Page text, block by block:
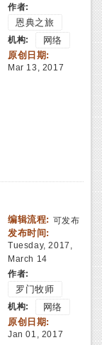
作者:
恩典之旅
机构:
网络
原创日期:
Mar 13, 2017
编辑流程: 可发布
发布时间:
Tuesday, 2017,
March 14
作者:
罗门牧师
机构:
网络
原创日期:
Jan 01, 2017